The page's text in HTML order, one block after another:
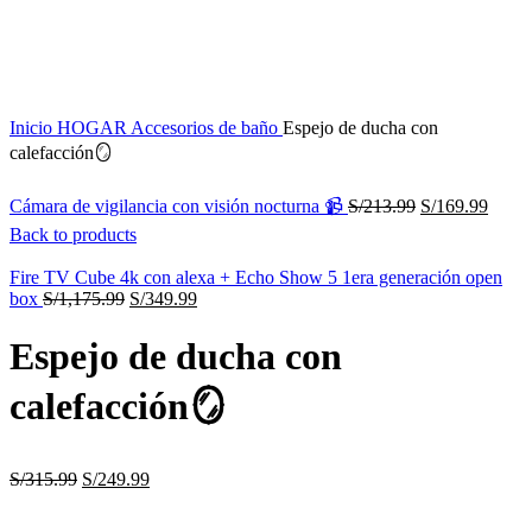
Inicio HOGAR Accesorios de baño Espejo de ducha con
calefacción🪞
Cámara de vigilancia con visión nocturna 📹 S/213.99 S/169.99
Back to products
Fire TV Cube 4k con alexa + Echo Show 5 1era generación open
box S/1,175.99 S/349.99
Espejo de ducha con
calefacción🪞
S/315.99 S/249.99